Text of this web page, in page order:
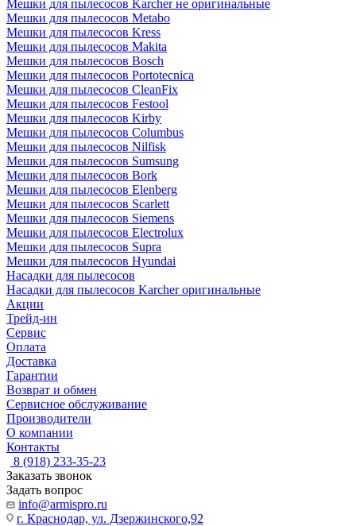
Мешки для пылесосов Karcher не оригинальные
Мешки для пылесосов Metabo
Мешки для пылесосов Kress
Мешки для пылесосов Makita
Мешки для пылесосов Bosch
Мешки для пылесосов Portotecnica
Мешки для пылесосов CleanFix
Мешки для пылесосов Festool
Мешки для пылесосов Kirby
Мешки для пылесосов Columbus
Мешки для пылесосов Nilfisk
Мешки для пылесосов Sumsung
Мешки для пылесосов Bork
Мешки для пылесосов Elenberg
Мешки для пылесосов Scarlett
Мешки для пылесосов Siemens
Мешки для пылесосов Electrolux
Мешки для пылесосов Supra
Мешки для пылесосов Hyundai
Насадки для пылесосов
Насадки для пылесосов Karcher оригинальные
Акции
Трейд-ин
Сервис
Оплата
Доставка
Гарантии
Возврат и обмен
Сервисное обслуживание
Производители
О компании
Контакты
8 (918) 233-35-23
Заказать звонок
Задать вопрос
info@armispro.ru
г. Краснодар, ул. Дзержинского,92